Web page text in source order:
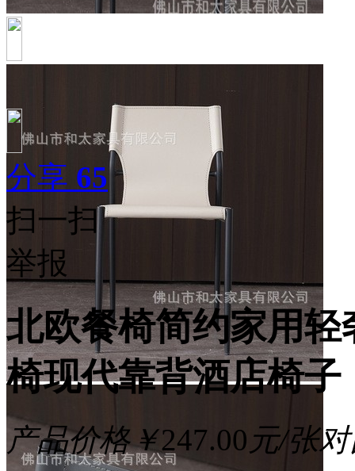
分享 65
扫一扫
举报
北欧餐椅简约家用
椅现代靠背酒店椅子
产品价格￥247.00 元/张